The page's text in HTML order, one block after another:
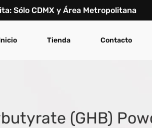
Sólo CDMX y Área Metropolitana
Tienda Contacto
(GHB)